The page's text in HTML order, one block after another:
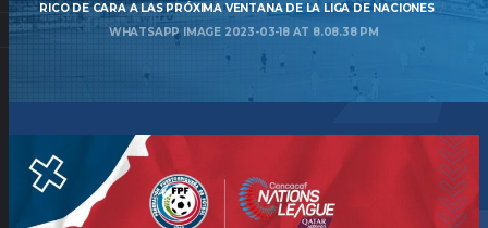
RICO DE CARA A LAS PRÓXIMA VENTANA DE LA LIGA DE NACIONES
WHATSAPP IMAGE 2023-03-18 AT 8.08.38 PM